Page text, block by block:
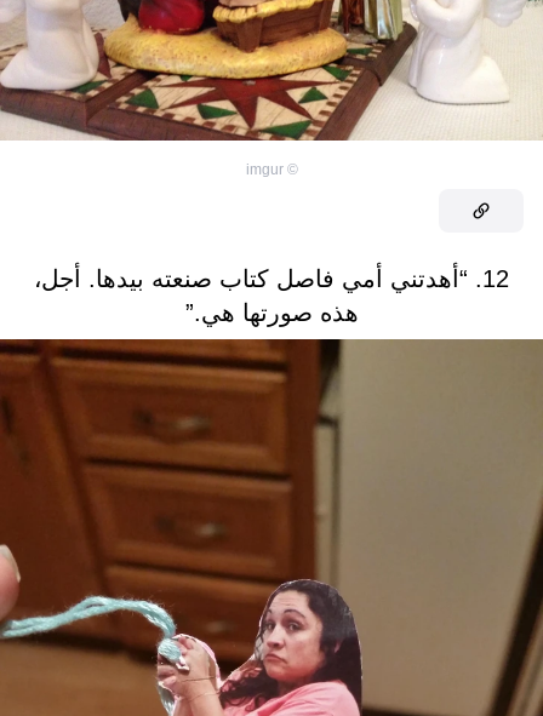
©
imgur
12. “أهدتني أمي فاصل كتاب صنعته بيدها. أجل،
هذه صورتها هي.”